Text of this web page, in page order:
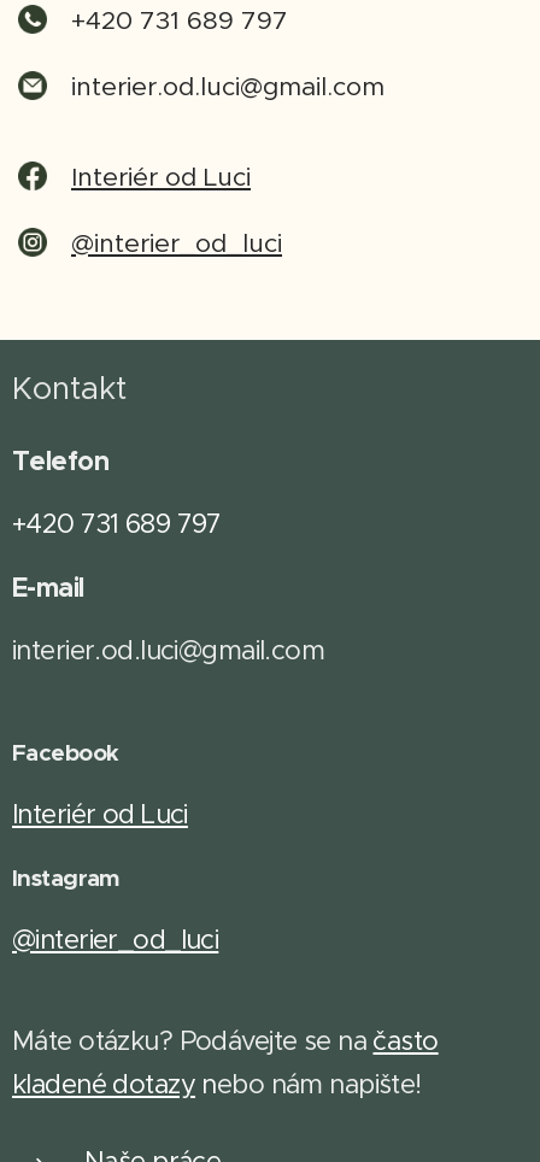
+420 731 689 797
interier.od.luci@gmail.com
Interiér od Luci
@interier_od_luci
Kontakt
Telefon
+420 731 689 797
E-mail
interier.od.luci@gmail.com
Facebook
Interiér od Luci
Instagram
@interier_od_luci
Máte otázku? Podávejte se na často
kladené dotazy nebo nám napište!